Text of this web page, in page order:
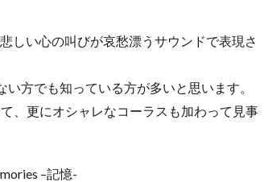
しい心の叫びが哀愁漂うサウンドで表現さ
方でも知っている方が多いと思います。
、更にオシャレなコーラスも加わって見事
–記憶-